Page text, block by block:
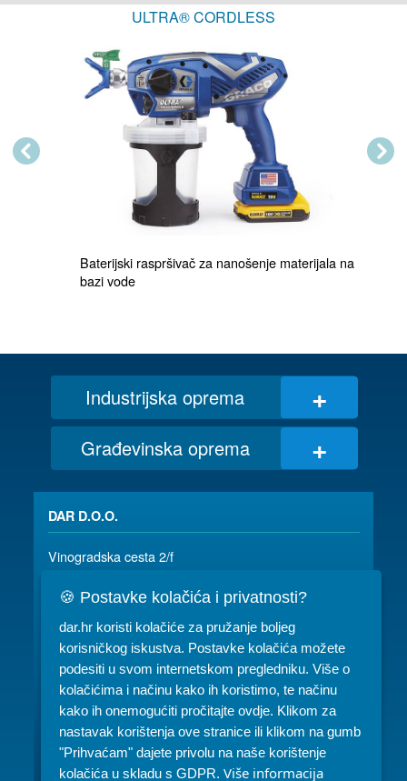
ULTRA® CORDLESS
Baterijski raspršivač za nanošenje materijala na
bazi vode
Previous Next
Industrijska oprema +
Građevinska oprema +
DAR D.O.O.
Vinogradska cesta 2/f
35 000 SLAVONSKI BROD
035/ 490-115
dar@dar.hr
RADNO VRIJEME:
Komercijala: PON-PET 07-15h
Servis: PON-PET 07-15h
Najam: PON-PET 07-15h, SUB 08-10h
🍪 Postavke kolačića i privatnosti?
dar.hr koristi kolačiće za pružanje boljeg
korisničkog iskustva. Postavke kolačića možete
podesiti u svom internetskom pregledniku. Više o
kolačićima i načinu kako ih koristimo, te načinu
kako ih onemogućiti pročitajte ovdje. Klikom za
nastavak korištenja ove stranice ili klikom na gumb
"Prihvaćam" dajete privolu na naše korištenje
kolačića u skladu s GDPR. Više informacija